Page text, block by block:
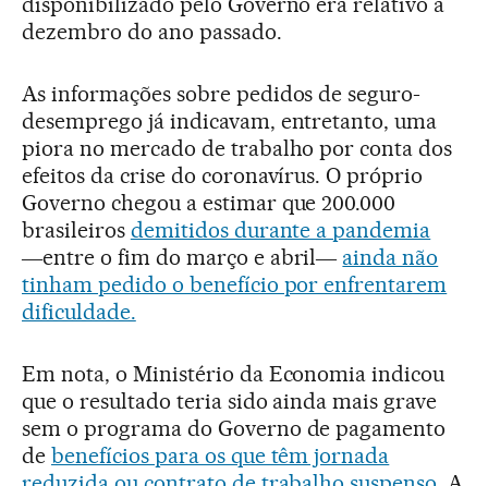
dezembro do ano passado.
As informações sobre pedidos de seguro-
desemprego já indicavam, entretanto, uma
piora no mercado de trabalho por conta dos
efeitos da crise do coronavírus. O próprio
Governo chegou a estimar que 200.000
brasileiros demitidos durante a pandemia
―entre o fim do março e abril― ainda não
tinham pedido o benefício por enfrentarem
dificuldade.
Em nota, o Ministério da Economia indicou
que o resultado teria sido ainda mais grave
sem o programa do Governo de pagamento
de benefícios para os que têm jornada